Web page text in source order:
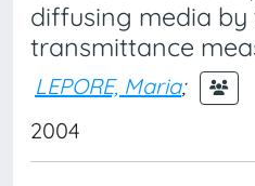
diffusing media by
transmittance
LEPORE, Maria;
2004